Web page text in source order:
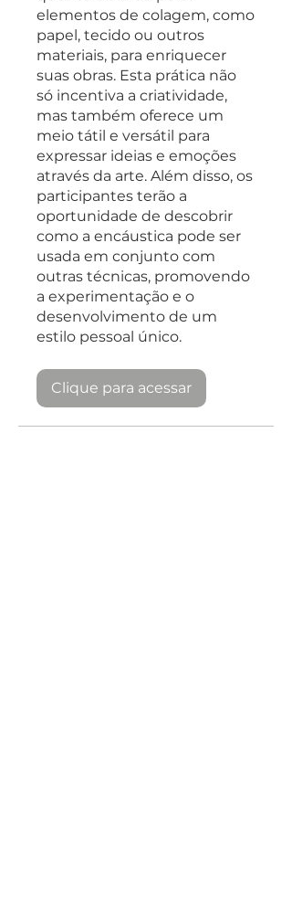
elementos de colagem, como
papel, tecido ou outros
materiais, para enriquecer
suas obras. Esta prática não
só incentiva a criatividade,
mas também oferece um
meio tátil e versátil para
expressar ideias e emoções
através da arte. Além disso, os
participantes terão a
oportunidade de descobrir
como a encáustica pode ser
usada em conjunto com
outras técnicas, promovendo
a experimentação e o
desenvolvimento de um
estilo pessoal único.
Clique para acessar